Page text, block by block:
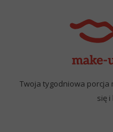
Twoja tygodniowa porcja
się